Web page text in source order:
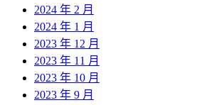
2024 年 2 月
2024 年 1 月
2023 年 12 月
2023 年 11 月
2023 年 10 月
2023 年 9 月